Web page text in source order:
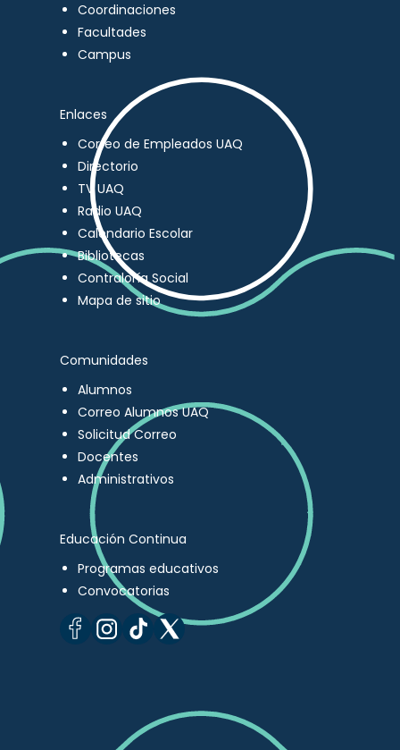
Coordinaciones
Facultades
Campus
Enlaces
Correo de Empleados UAQ
Directorio
TV UAQ
Radio UAQ
Calendario Escolar
Bibliotecas
Contraloría Social
Mapa de sitio
Comunidades
Alumnos
Correo Alumnos UAQ
Solicitud Correo
Docentes
Administrativos
Educación Continua
Programas educativos
Convocatorias